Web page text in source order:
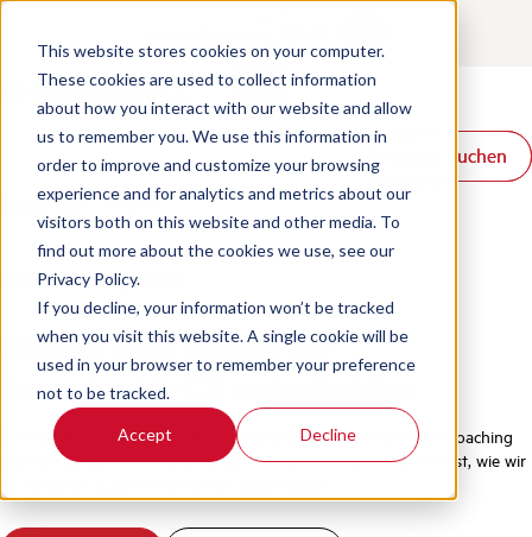
This website stores cookies on your computer.
These cookies are used to collect information
about how you interact with our website and allow
us to remember you. We use this information in
order to improve and customize your browsing
experience and for analytics and metrics about our
visitors both on this website and other media. To
find out more about the cookies we use, see our
Privacy Policy.
If you decline, your information won’t be tracked
when you visit this website. A single cookie will be
used in your browser to remember your preference
not to be tracked.
Accept Decline
Produkte
Ressourcen
Demo buchen
Demo buchen
Home / De / Compare
Plattformvergleiche
Warum sich Teams für
ScorebuddyCX entscheiden
ScorebuddyCX vereint Qualitätssicherung, Gesprächsanalyse, Coaching
und Schulung in einer geschlossenen Plattform. Sehen Sie selbst, wie wir